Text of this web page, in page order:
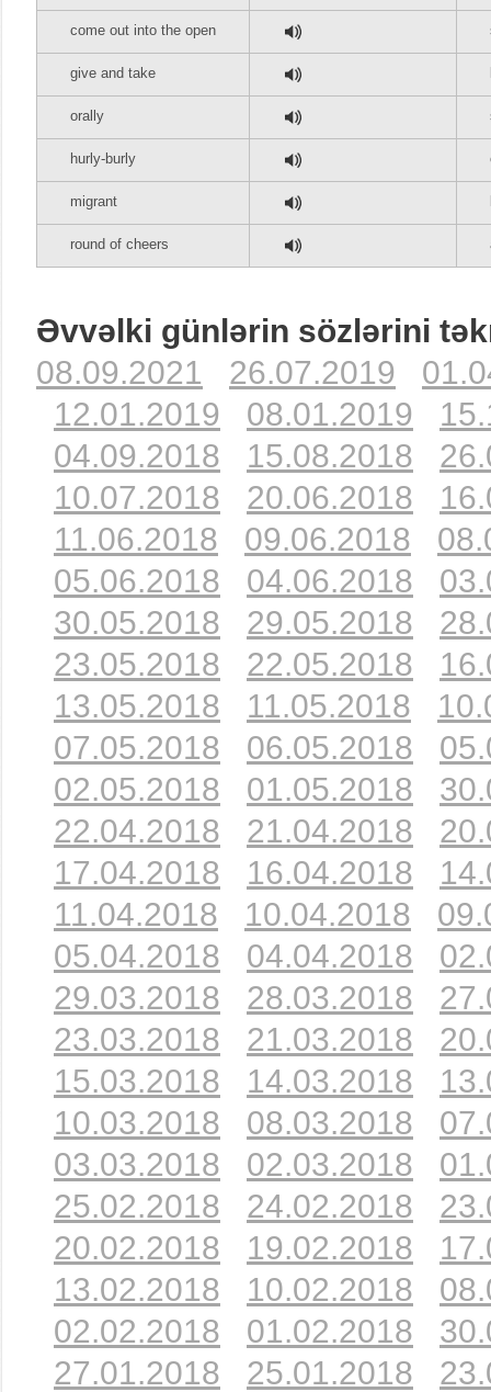
come out into the open
give and take
orally
hurly-burly
migrant
round of cheers
Əvvəlki günlərin sözlərini
08.09.2021
26.07.2019
12.01.2019
08.01.2019
04.09.2018
15.08.2018
10.07.2018
20.06.2018
11.06.2018
09.06.2018
05.06.2018
04.06.2018
30.05.2018
29.05.2018
23.05.2018
22.05.2018
13.05.2018
11.05.2018
07.05.2018
06.05.2018
02.05.2018
01.05.2018
22.04.2018
21.04.2018
17.04.2018
16.04.2018
11.04.2018
10.04.2018
05.04.2018
04.04.2018
29.03.2018
28.03.2018
23.03.2018
21.03.2018
15.03.2018
14.03.2018
10.03.2018
08.03.2018
03.03.2018
02.03.2018
25.02.2018
24.02.2018
20.02.2018
19.02.2018
13.02.2018
10.02.2018
02.02.2018
01.02.2018
27.01.2018
25.01.2018